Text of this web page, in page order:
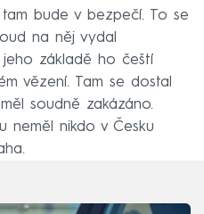
tam bude v bezpečí. To se
na něj vydal
základě ho čeští
vězení. Tam se dostal
soudně zakázáno.
neměl nikdo v Česku